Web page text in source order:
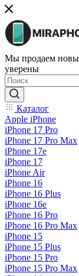
Мы продаем
уверены
Каталог
Apple iPhone
iPhone 17 Pro
iPhone 17 Pro Max
iPhone 17e
iPhone 17
iPhone Air
iPhone 16
iPhone 16 Plus
iPhone 16e
iPhone 16 Pro
iPhone 16 Pro Max
iPhone 15
iPhone 15 Plus
iPhone 15 Pro
iPhone 15 Pro Max